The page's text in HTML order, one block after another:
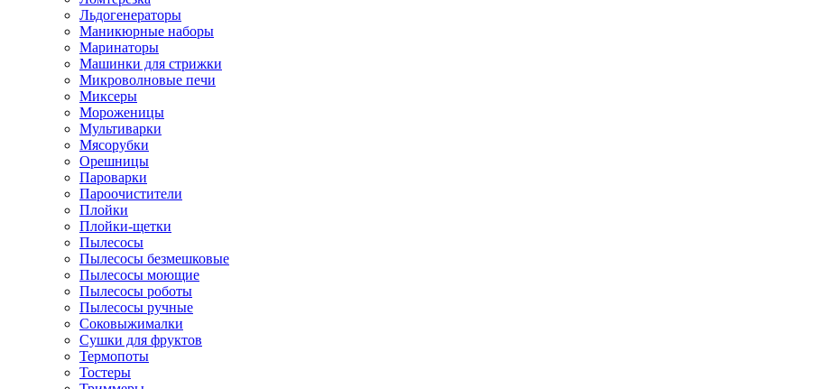
Льдогенераторы
Маникюрные наборы
Маринаторы
Машинки для стрижки
Микроволновые печи
Миксеры
Мороженицы
Мультиварки
Мясорубки
Орешницы
Пароварки
Пароочистители
Плойки
Плойки-щетки
Пылесосы
Пылесосы безмешковые
Пылесосы моющие
Пылесосы роботы
Пылесосы ручные
Соковыжималки
Сушки для фруктов
Термопоты
Тостеры